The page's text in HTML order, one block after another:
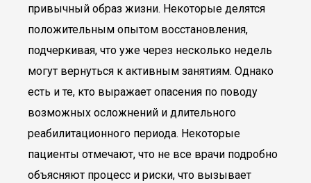
привычный образ жизни. Некоторые делятся
положительным опытом восстановления,
подчеркивая, что уже через несколько недель
могут вернуться к активным занятиям. Однако
есть и те, кто выражает опасения по поводу
возможных осложнений и длительного
реабилитационного периода. Некоторые
пациенты отмечают, что не все врачи подробно
объясняют процесс и риски, что вызывает